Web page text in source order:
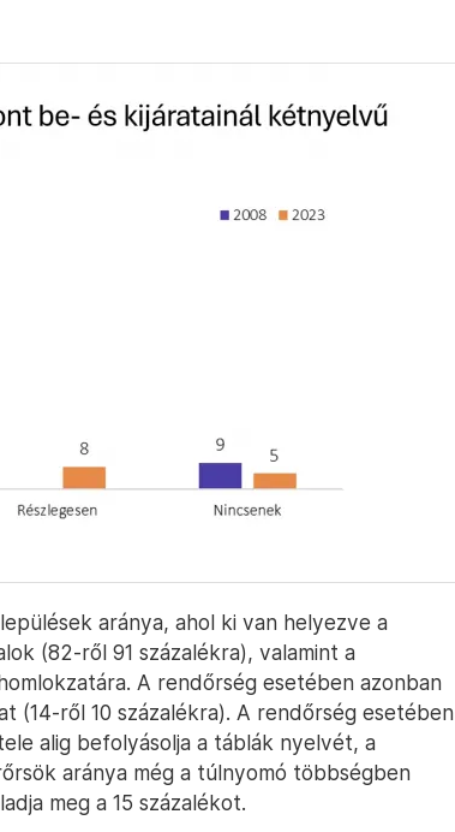
aránya, ahol ki van helyezve a
(82-ről 91 százalékra), valamint a
A rendőrség esetében azonban
(14-ről 10 százalékra). A rendőrség esetében
alig befolyásolja a táblák nyelvét, a
aránya még a túlnyomó többségben
meg a 15 százalékot.